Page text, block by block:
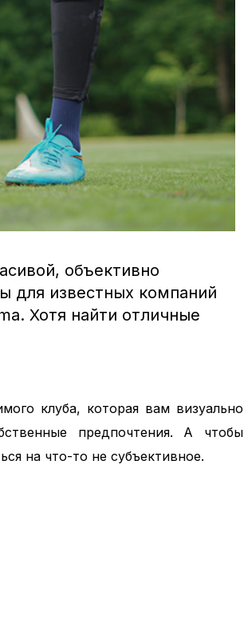
объективно
для известных компаний
Хотя найти отличные
клуба, которая вам визуально
предпочтения. А чтобы
на что-то не субъективное.